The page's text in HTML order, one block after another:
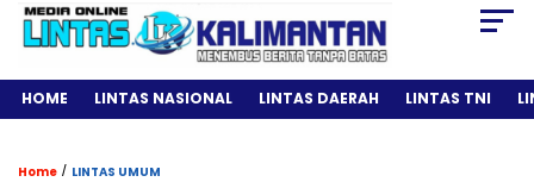
HOME LINTAS NASIONAL LINTAS DAERAH LINTAS TNI
Home / LINTAS UMUM